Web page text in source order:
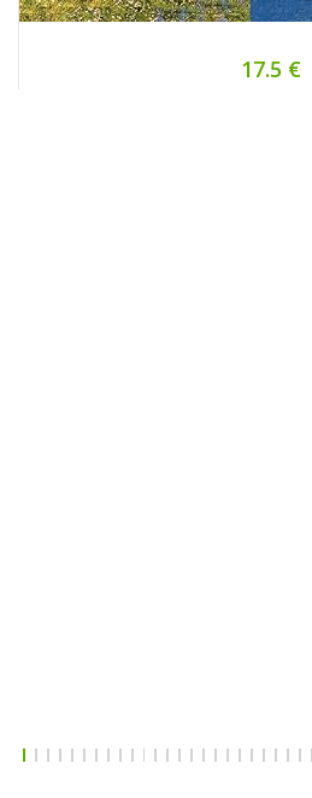
17.5 €